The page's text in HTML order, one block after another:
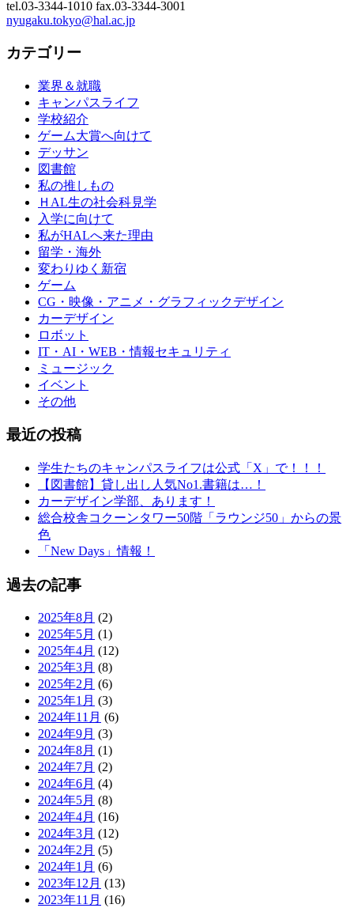
tel.03-3344-1010 fax.03-3344-3001
nyugaku.tokyo@hal.ac.jp
カテゴリー
業界＆就職
キャンパスライフ
学校紹介
ゲーム大賞へ向けて
デッサン
図書館
私の推しもの
ＨAL生の社会科見学
入学に向けて
私がHALへ来た理由
留学・海外
変わりゆく新宿
ゲーム
CG・映像・アニメ・グラフィックデザイン
カーデザイン
ロボット
IT・AI・WEB・情報セキュリティ
ミュージック
イベント
その他
最近の投稿
学生たちのキャンパスライフは公式「X」で！！！
【図書館】貸し出し人気No1.書籍は…！
カーデザイン学部、あります！
総合校舎コクーンタワー50階「ラウンジ50」からの景
色
「New Days」情報！
過去の記事
2025年8月 (2)
2025年5月 (1)
2025年4月 (12)
2025年3月 (8)
2025年2月 (6)
2025年1月 (3)
2024年11月 (6)
2024年9月 (3)
2024年8月 (1)
2024年7月 (2)
2024年6月 (4)
2024年5月 (8)
2024年4月 (16)
2024年3月 (12)
2024年2月 (5)
2024年1月 (6)
2023年12月 (13)
2023年11月 (16)